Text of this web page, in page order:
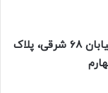
تهران، شیراز جنوبی، پایین تر از همت، خیابان ۶۸ شرقی، پلاک